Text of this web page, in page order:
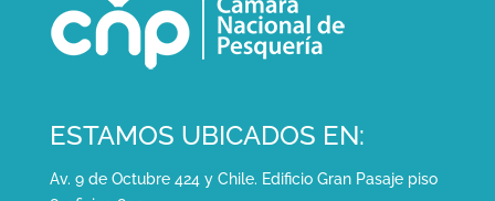
ESTAMOS UBICADOS EN:
Av. 9 de Octubre 424 y Chile. Edificio Gran Pasaje piso